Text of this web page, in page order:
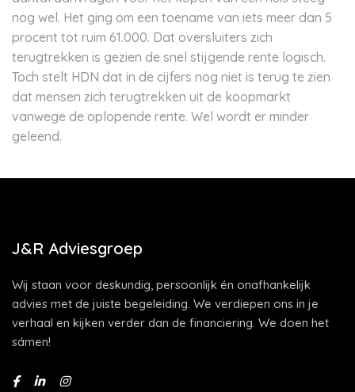
nog wel. Het ging om een toename van iets meer dan 5
procent tot ruim 61.000. Dat oversluiters zich
terugtrekken is gezien de snel stijgende rente logisch.
Toch stelt HDN dat in de cijfers nog niet is terug te zien
dat mensen zich terugtrekken uit de koopmarkt
vanwege de oplopende rente. Wel wordt er minder
geleend.
J&R Adviesgroep
Wij staan voor deskundig, persoonlijk én onafhankelijk
advies met de juiste begeleiding. We verdiepen ons in je
verhaal en kijken verder dan de financiering. We doen het
sámen!